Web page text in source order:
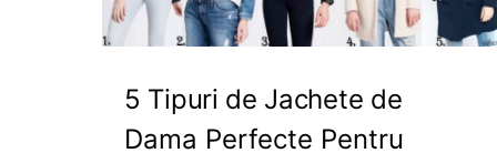
5 Tipuri de Jachete de
Dama Perfecte Pentru